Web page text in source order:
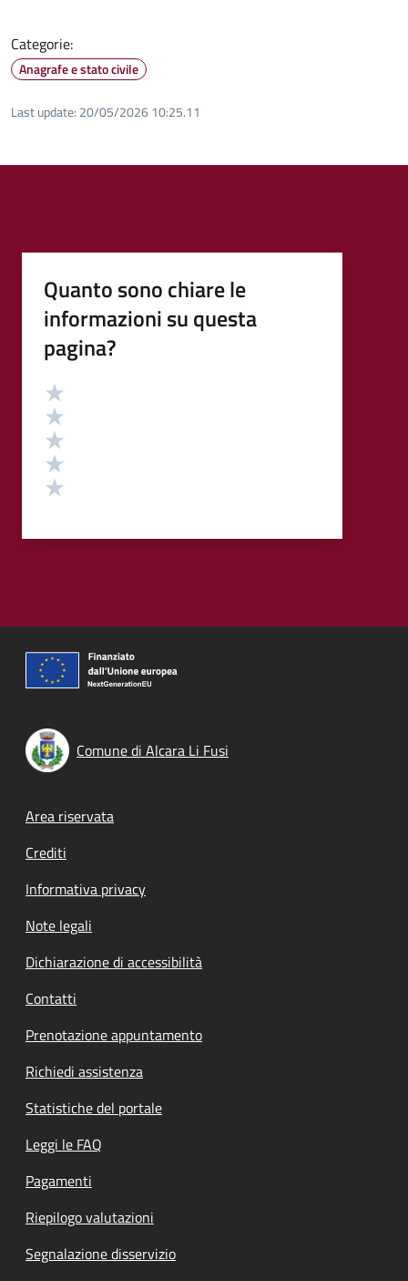
Categorie:
Anagrafe e stato civile
Last update: 20/05/2026 10:25.11
Quanto sono chiare le
informazioni su questa
pagina?
Valutazione
Comune di Alcara Li Fusi
Footer menu
Area riservata
Crediti
Informativa privacy
Note legali
Dichiarazione di accessibilità
Contatti
Prenotazione appuntamento
Richiedi assistenza
Statistiche del portale
Leggi le FAQ
Pagamenti
Riepilogo valutazioni
Segnalazione disservizio